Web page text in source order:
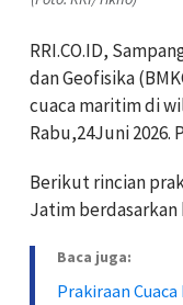
RRI.CO.ID,
dan Geofisika
cuaca maritim di
Rabu,24Juni 2026.
Berikut rincian
Jatim berdasarkan
Baca juga:
Prakiraan